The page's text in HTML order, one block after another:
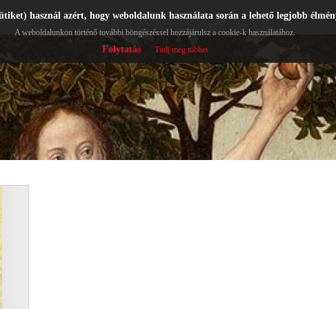
használ azért, hogy weboldalunk használata során a lehető legjobb
A weboldalunkon történő további böngészéssel hozzájárulsz a cookie-k használatához.
Folytatás Tudj meg többet